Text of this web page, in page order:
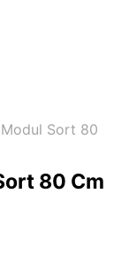
Sort 80
80 Cm